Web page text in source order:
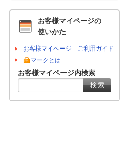
お客様マイページの
使いかた
お客様マイページ ご利用ガイド
マークとは
お客様マイページ内検索